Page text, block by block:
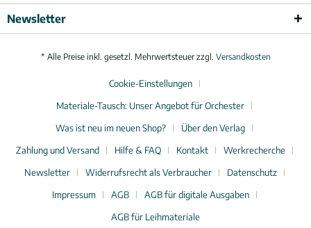
Newsletter
* Alle Preise inkl. gesetzl. Mehrwertsteuer zzgl. Versandkosten
Cookie-Einstellungen
Materiale-Tausch: Unser Angebot für Orchester
Was ist neu im neuen Shop?
Über den Verlag
Zahlung und Versand
Hilfe & FAQ Kontakt
Werkrecherche
Newsletter
Widerrufsrecht als Verbraucher
Datenschutz
Impressum
AGB
AGB für digitale Ausgaben
AGB für Leihmateriale